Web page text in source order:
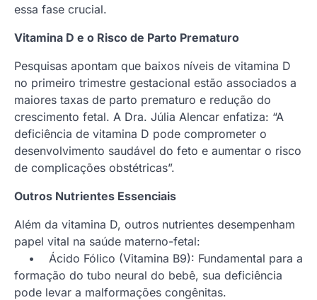
essa fase crucial.
Vitamina D e o Risco de Parto Prematuro
Pesquisas apontam que baixos níveis de vitamina D
no primeiro trimestre gestacional estão associados a
maiores taxas de parto prematuro e redução do
crescimento fetal. A Dra. Júlia Alencar enfatiza: “A
deficiência de vitamina D pode comprometer o
desenvolvimento saudável do feto e aumentar o risco
de complicações obstétricas”.
Outros Nutrientes Essenciais
Além da vitamina D, outros nutrientes desempenham
papel vital na saúde materno-fetal:
• Ácido Fólico (Vitamina B9): Fundamental para a
formação do tubo neural do bebê, sua deficiência
pode levar a malformações congênitas.